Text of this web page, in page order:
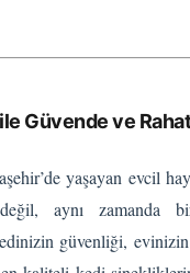
Güvende ve
yaşayan evcil
aynı zamanda
güvenliği, evinizin